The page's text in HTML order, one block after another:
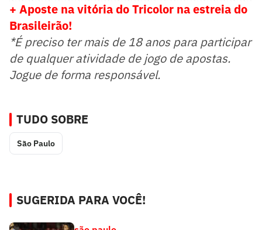
+ Aposte na vitória do Tricolor na estreia do
Brasileirão!
*É preciso ter mais de 18 anos para participar
de qualquer atividade de jogo de apostas.
Jogue de forma responsável.
TUDO SOBRE
São Paulo
SUGERIDA PARA VOCÊ!